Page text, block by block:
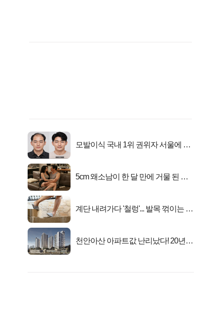
모발이식 국내 1위 권위자 서울에 있
5cm 왜소남이 한 달 만에 거물 된 사
계단 내려가다 '철렁'... 발목 꺾이는 이
천안아산 아파트값 난리났다! 20년